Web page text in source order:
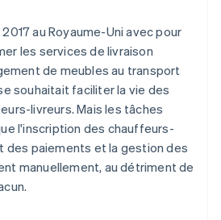
au Royaume-Uni avec pour
les services de livraison
de meubles au transport
souhaitait faciliter la vie des
livreurs. Mais les tâches
l'inscription des chauffeurs-
des paiements et la gestion des
manuellement, au détriment de